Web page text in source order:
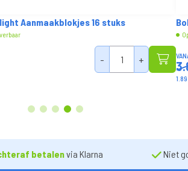
Deksel Fresh Linen 63/90mm
1 2 3 4 5
betalenvia Klarna Niet